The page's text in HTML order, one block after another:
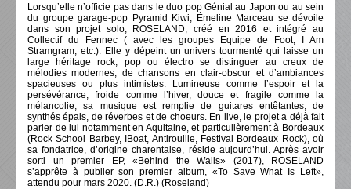
Lorsqu’elle n’officie pas dans le duo pop Génial au Japon ou au sein
du groupe garage-pop Pyramid Kiwi, Émeline Marceau se dévoile
dans son projet solo, ROSELAND, créé en 2016 et intégré au
Collectif du Fennec ( avec les groupes Equipe de Foot, I Am
Stramgram, etc.). Elle y dépeint un univers tourmenté qui laisse un
large héritage rock, pop ou électro se distinguer au creux de
mélodies modernes, de chansons en clair-obscur et d’ambiances
spacieuses ou plus intimistes. Lumineuse comme l’espoir et la
persévérance, froide comme l’hiver, douce et fragile comme la
mélancolie, sa musique est remplie de guitares entêtantes, de
synthés épais, de réverbes et de choeurs. En live, le projet a déjà fait
parler de lui notamment en Aquitaine, et particulièrement à Bordeaux
(Rock School Barbey, IBoat, Antirouille, Festival Bordeaux Rock), où
sa fondatrice, d’origine charentaise, réside aujourd’hui. Après avoir
sorti un premier EP, «Behind the Walls» (2017), ROSELAND
s’apprête à publier son premier album, «To Save What Is Left»,
attendu pour mars 2020. (D.R.) (Roseland)